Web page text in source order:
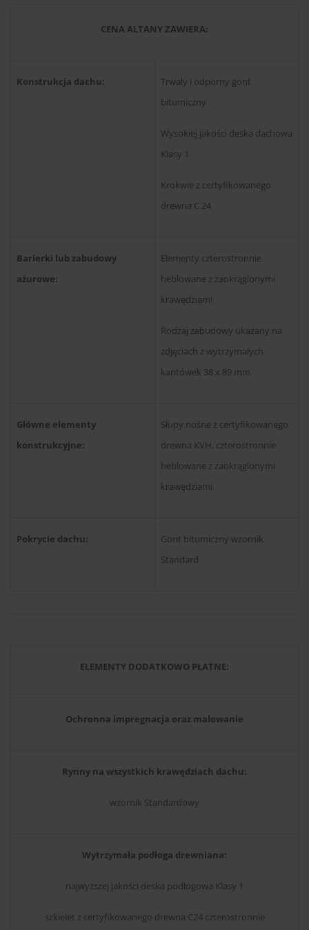
CENA ALTANY ZAWIERA:
Konstrukcja dachu:
Trwały i odporny gont
bitumiczny
Wysokiej jakości deska dachowa
Klasy 1
Krokwie z certyfikowanego
drewna C 24
Barierki lub zabudowy
ażurowe:
Elementy czterostronnie
heblowane z zaokrąglonymi
krawędziami
Rodzaj zabudowy ukazany na
zdjęciach z wytrzymałych
kantówek 38 x 89 mm
Główne elementy
konstrukcyjne:
Słupy nośne z certyfikowanego
drewna KVH, czterostronnie
heblowane z zaokrąglonymi
krawędziami
Pokrycie dachu:
Gont bitumiczny wzornik
Standard
ELEMENTY DODATKOWO PŁATNE:
Ochronna impregnacja oraz malowanie
Rynny na wszystkich krawędziach dachu:
wzornik Standardowy
Wytrzymała podłoga drewniana:
najwyższej jakości deska podłogowa Klasy 1
szkielet z certyfikowanego drewna C24 czterostronnie